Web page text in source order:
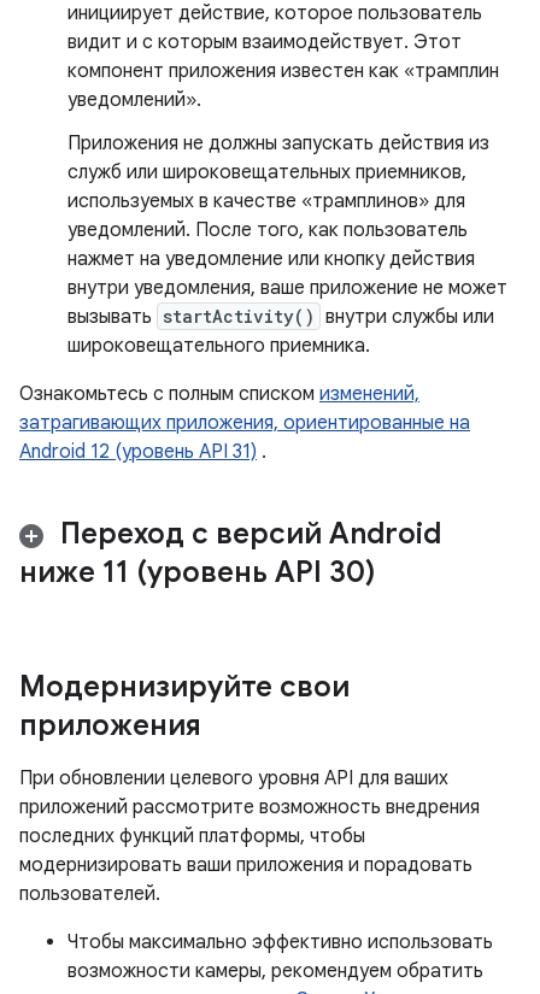
инициирует действие, которое пользователь
видит и с которым взаимодействует. Этот
компонент приложения известен как «трамплин
уведомлений».
Приложения не должны запускать действия из
служб или широковещательных приемников,
используемых в качестве «трамплинов» для
уведомлений. После того, как пользователь
нажмет на уведомление или кнопку действия
внутри уведомления, ваше приложение не может
вызывать startActivity() внутри службы или
широковещательного приемника.
Ознакомьтесь с полным списком изменений,
затрагивающих приложения, ориентированные на
Android 12 (уровень API 31) .
Переход с версий Android
ниже 11 (уровень API 30)
Модернизируйте свои
приложения
При обновлении целевого уровня API для ваших
приложений рассмотрите возможность внедрения
последних функций платформы, чтобы
модернизировать ваши приложения и порадовать
пользователей.
Чтобы максимально эффективно использовать
возможности камеры, рекомендуем обратить